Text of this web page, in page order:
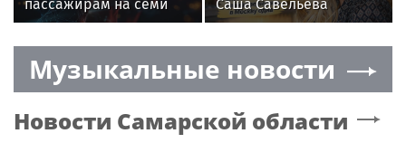
пассажирам на семи
вокзалах Москвы
Саша Савельева
вернулась в Москву без
Музыкальные новости
Новости Самарской области